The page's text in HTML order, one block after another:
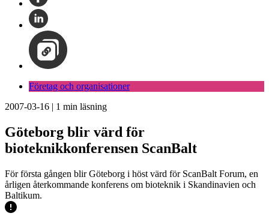
Företag och organisationer
2007-03-16 | 1 min läsning
Göteborg blir värd för
bioteknikkonferensen ScanBalt
För första gången blir Göteborg i höst värd för ScanBalt Forum, en
årligen återkommande konferens om bioteknik i Skandinavien och
Baltikum.